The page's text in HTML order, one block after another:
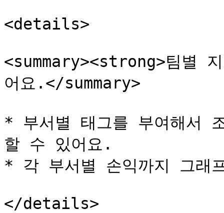
<details>
<summary><strong>팀별
어요.</summary>
* 부서별 태그를 부여해서
할 수 있어요.
* 각 부서별 손익까지 그래
</details>